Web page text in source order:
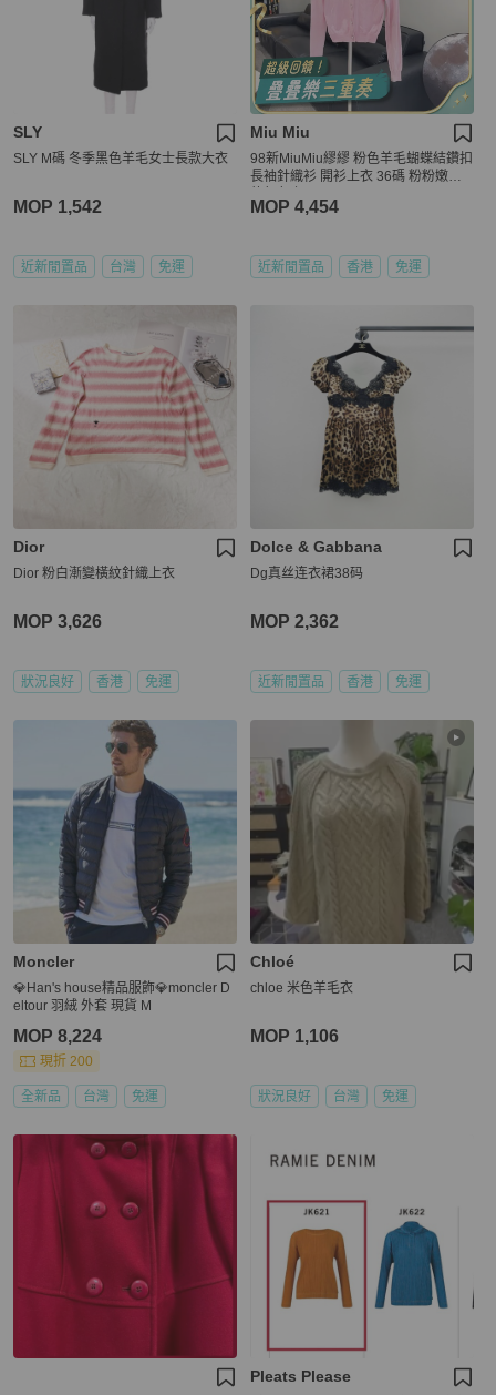
SLY
SLY M碼 冬季黑色羊毛女士長款大衣
MOP 1,542
近新閒置品 台灣 免運
Miu Miu
98新MiuMiu繆繆 粉色羊毛蝴蝶結鑽扣
長袖針織衫 開衫上衣 36碼 粉粉嫩嫩
MOP 4,454
近新閒置品 香港 免運
Dior
Dior 粉白漸變橫紋針織上衣
MOP 3,626
狀況良好 香港 免運
Dolce & Gabbana
Dg真丝连衣裙38码
MOP 2,362
近新閒置品 香港 免運
Moncler
💎Han's house精品服飾💎moncler D
eltour 羽絨 外套 現貨 M
MOP 8,224
現折 200
全新品 台灣 免運
Chloé
chloe 米色羊毛衣
MOP 1,106
狀況良好 台灣 免運
Pleats Please